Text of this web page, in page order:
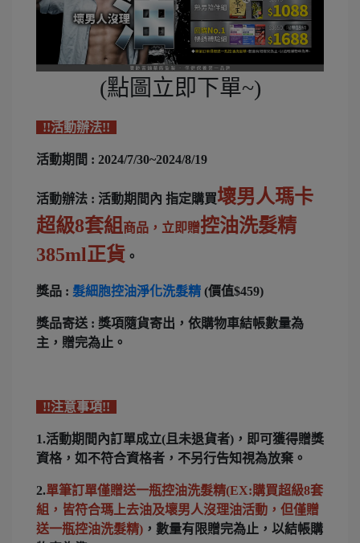
(點圖立即下單~)
!!活動辦法!!
活動期間 : 2024/7/30~2024/8/19
活動辦法 : 活動期間內 指定購買壞男人瑪卡
超級8套組 商品，立即贈控油洗髮精
385ml正貨 。
獎品 : 髮細胞控油淨化洗髮精 (價值$459)
獎品寄送 : 獎項隨貨寄出，依購物車結帳數量為
主，贈完為止。
!!注意事項!!
1.活動期間內訂單成立(且未退貨者)，即可獲得贈獎
資格，如不符合資格者，不另行告知視為放棄。
2.單筆訂單僅贈送一瓶控油洗髮精(EX:購買超級8套
組，皆符合瑪上去油及壞男人沒理油活動，但僅贈
送一瓶控油洗髮精) ，數量有限贈完為止，以結帳購